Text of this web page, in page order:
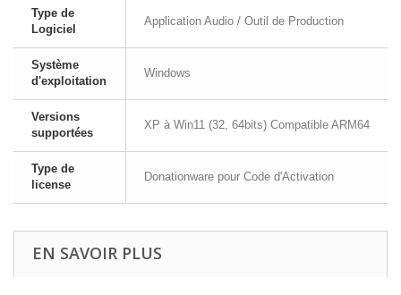
Type de
Logiciel
Application Audio / Outil de Production
Système
d'exploitation
Windows
Versions
supportées
XP à Win11 (32, 64bits) Compatible ARM64
Type de
license
Donationware pour Code d'Activation
EN SAVOIR PLUS